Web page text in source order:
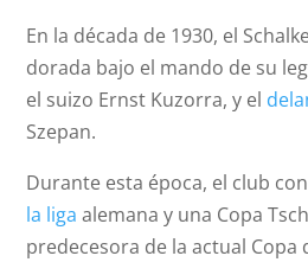
En la década de 1930, el
dorada bajo el mando de su
el suizo Ernst Kuzorra, y el
Szepan.
Durante esta época, el club
la liga alemana y una Copa
predecesora de la actual Copa